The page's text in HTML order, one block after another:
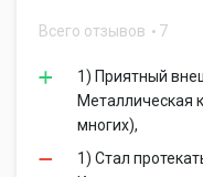
Всего отзывов 7
1) Приятный
Металлическая
многих),
1) Стал